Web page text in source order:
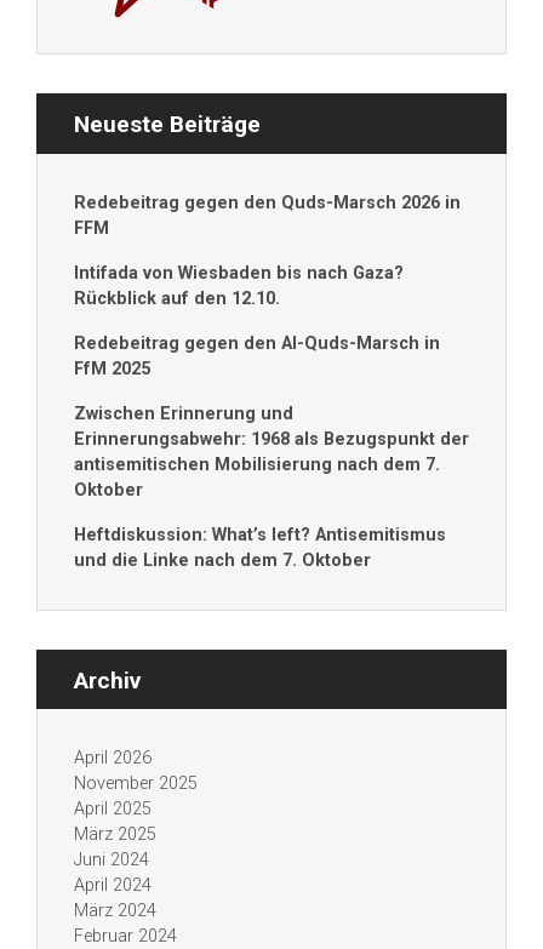
Neueste Beiträge
Redebeitrag gegen den Quds-Marsch 2026 in
FFM
Intifada von Wiesbaden bis nach Gaza?
Rückblick auf den 12.10.
Redebeitrag gegen den Al-Quds-Marsch in
FfM 2025
Zwischen Erinnerung und
Erinnerungsabwehr: 1968 als Bezugspunkt der
antisemitischen Mobilisierung nach dem 7.
Oktober
Heftdiskussion: What’s left? Antisemitismus
und die Linke nach dem 7. Oktober
Archiv
April 2026
November 2025
April 2025
März 2025
Juni 2024
April 2024
März 2024
Februar 2024